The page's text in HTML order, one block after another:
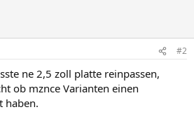
#2
ne 2,5 zoll platte reinpassen,
ob mznce Varianten einen
haben.